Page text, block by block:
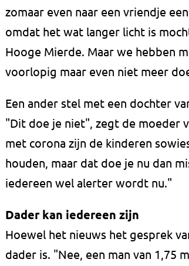
zomaar even naar een vriendje
omdat het wat langer licht is
Hooge Mierde. Maar we hebben
voorlopig maar even niet meer
Een ander stel met een dochter
"Dit doe je niet", zegt de moeder
met corona zijn de kinderen
houden, maar dat doe je nu dan
iedereen wel alerter wordt nu."
Dader kan iedereen zijn
Hoewel het nieuws het gesprek
dader is. "Nee, een man van 1,75